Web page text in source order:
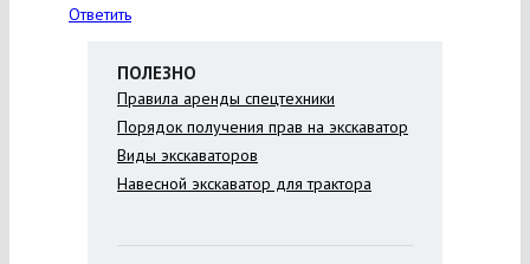
Ответить
ПОЛЕЗНО
Правила аренды спецтехники
Порядок получения прав на экскаватор
Виды экскаваторов
Навесной экскаватор для трактора